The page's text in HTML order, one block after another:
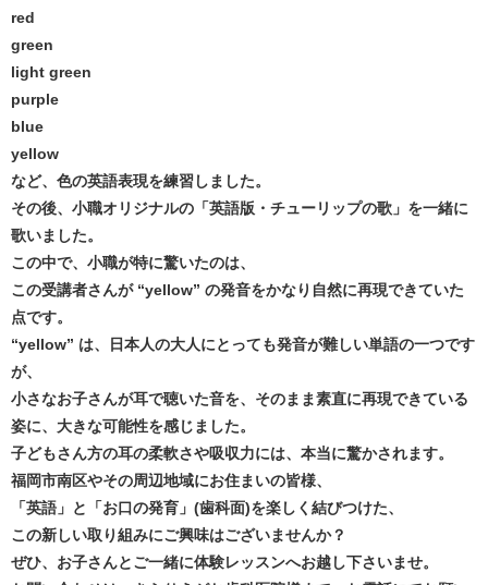
red
green
light green
purple
blue
yellow
など、色の英語表現を練習しました。
その後、小職オリジナルの「英語版・チューリップの歌」を一緒に
歌いました。
この中で、小職が特に驚いたのは、
この受講者さんが “yellow” の発音をかなり自然に再現できていた
点です。
“yellow” は、日本人の大人にとっても発音が難しい単語の一つです
が、
小さなお子さんが耳で聴いた音を、そのまま素直に再現できている
姿に、大きな可能性を感じました。
子どもさん方の耳の柔軟さや吸収力には、本当に驚かされます。
福岡市南区やその周辺地域にお住まいの皆様、
「英語」と「お口の発育」(歯科面)を楽しく結びつけた、
この新しい取り組みにご興味はございませんか？
ぜひ、お子さんとご一緒に体験レッスンへお越し下さいませ。